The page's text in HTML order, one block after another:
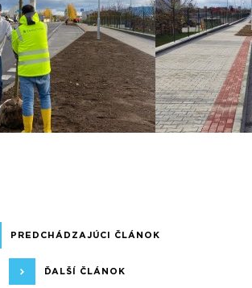
PREDCHÁDZAJÚCI ČLÁNOK
ĎALŠÍ ČLÁNOK